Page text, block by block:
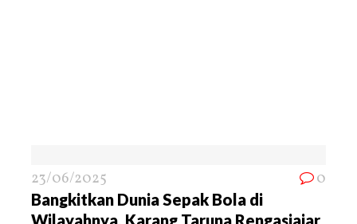
23/06/2025 0
Bangkitkan Dunia Sepak Bola di
Wilayahnya, Karang Taruna Rengasjajar